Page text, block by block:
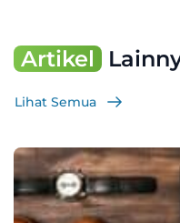
Artikel
Lihat Semua